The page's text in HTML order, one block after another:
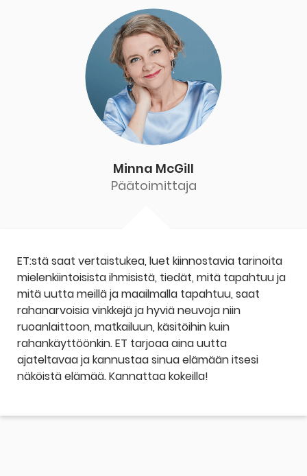
Minna McGill
Päätoimittaja
ET:stä saat vertaistukea, luet kiinnostavia tarinoita
mielenkiintoisista ihmisistä, tiedät, mitä tapahtuu ja
mitä uutta meillä ja maailmalla tapahtuu, saat
rahanarvoisia vinkkejä ja hyviä neuvoja niin
ruoanlaittoon, matkailuun, käsitöihin kuin
rahankäyttöönkin. ET tarjoaa aina uutta
ajateltavaa ja kannustaa sinua elämään itsesi
näköistä elämää. Kannattaa kokeilla!